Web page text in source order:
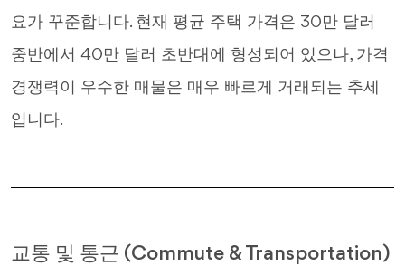
요가 꾸준합니다. 현재 평균 주택 가격은 30만 달러
중반에서 40만 달러 초반대에 형성되어 있으나, 가격
경쟁력이 우수한 매물은 매우 빠르게 거래되는 추세
입니다.
교통 및 통근 (Commute & Transportation)